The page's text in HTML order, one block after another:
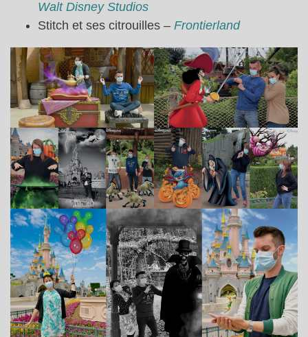
Walt Disney Studios
Stitch et ses citrouilles – Frontierland